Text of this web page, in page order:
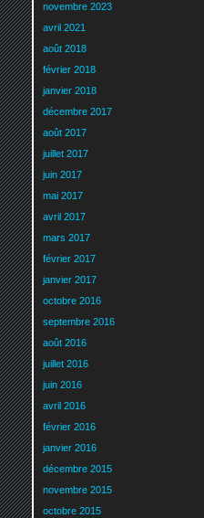
novembre 2023
avril 2021
août 2018
février 2018
janvier 2018
décembre 2017
août 2017
juillet 2017
juin 2017
mai 2017
avril 2017
mars 2017
février 2017
janvier 2017
octobre 2016
septembre 2016
août 2016
juillet 2016
juin 2016
avril 2016
février 2016
janvier 2016
décembre 2015
novembre 2015
octobre 2015